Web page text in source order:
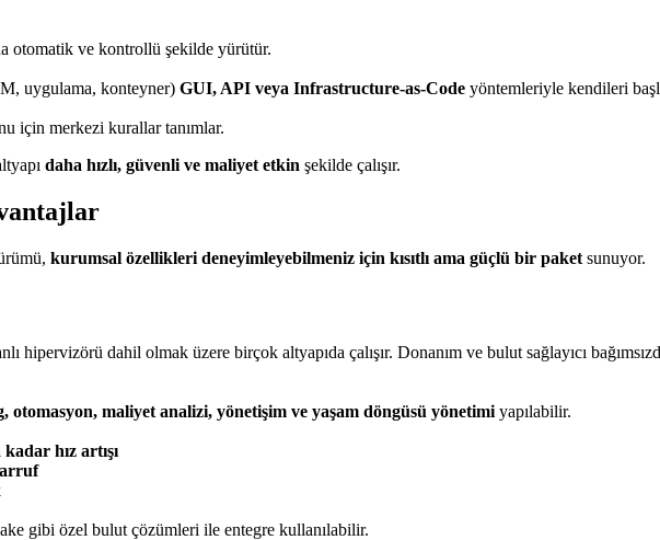
otomatik ve kontrollü şekilde yürütür.
uygulama, konteyner) GUI, API veya Infrastructure-as-Code yöntemleriyle kendileri
için merkezi kurallar tanımlar.
daha hızlı, güvenli ve maliyet etkin şekilde çalışır.
kurumsal özellikleri deneyimleyebilmeniz için kısıtlı ama güçlü bir paket sunuyor.
dahil olmak üzere birçok altyapıda çalışır. Donanım ve bulut sağlayıcı
otomasyon, maliyet analizi, yönetişim ve yaşam döngüsü yönetimi yapılabilir.
hız artışı
gibi özel bulut çözümleri ile entegre kullanılabilir.